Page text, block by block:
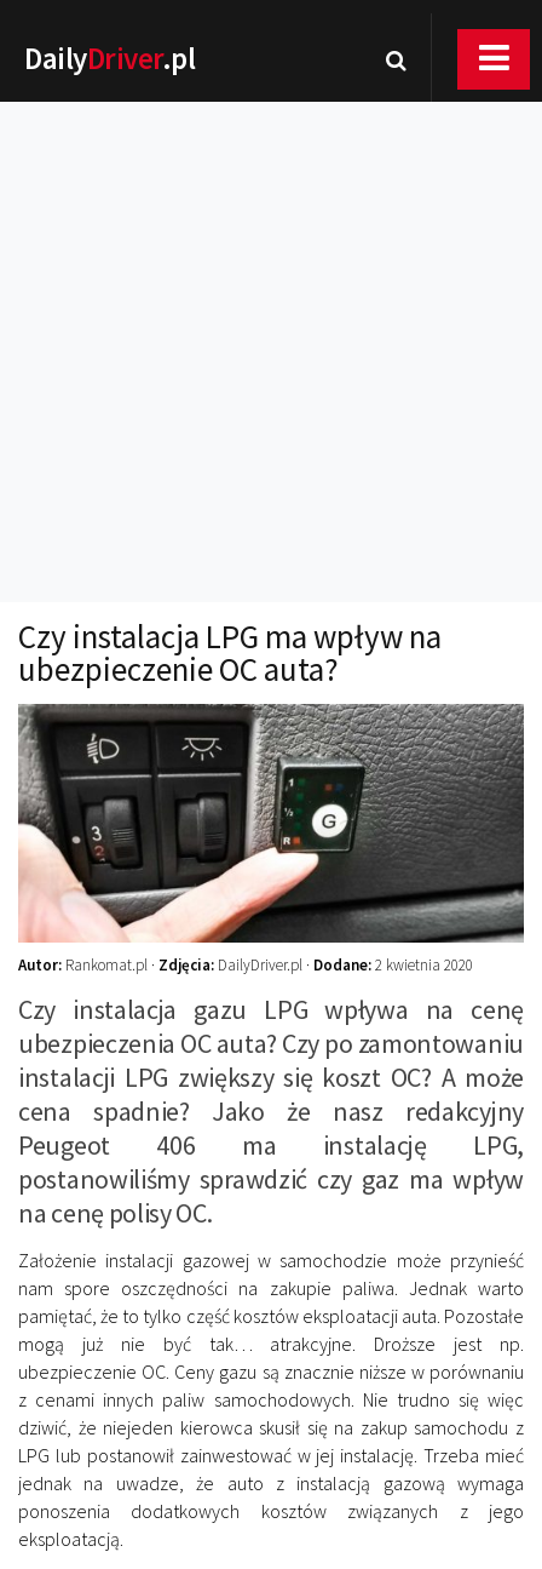
DailyDriver.pl
Technika jazdy
Oświetlenie
Kalkulatory
Przelicznik mocy
Auto z niemiec
Galerie
Czy instalacja LPG ma wpływ na
ubezpieczenie OC auta?
Autor: Rankomat.pl · Zdjęcia: DailyDriver.pl · Dodane:2 kwietnia 2020
Czy instalacja gazu LPG wpływa na cenę
ubezpieczenia OC auta? Czy po zamontowaniu
instalacji LPG zwiększy się koszt OC? A może
cena spadnie? Jako że nasz redakcyjny
Peugeot 406 ma instalację LPG,
postanowiliśmy sprawdzić czy gaz ma wpływ
na cenę polisy OC.
Założenie instalacji gazowej w samochodzie może przynieść
nam spore oszczędności na zakupie paliwa. Jednak warto
pamiętać, że to tylko część kosztów eksploatacji auta. Pozostałe
mogą już nie być tak… atrakcyjne. Droższe jest np.
ubezpieczenie OC. Ceny gazu są znacznie niższe w porównaniu
z cenami innych paliw samochodowych. Nie trudno się więc
dziwić, że niejeden kierowca skusił się na zakup samochodu z
LPG lub postanowił zainwestować w jej instalację. Trzeba mieć
jednak na uwadze, że auto z instalacją gazową wymaga
ponoszenia dodatkowych kosztów związanych z jego
eksploatacją.